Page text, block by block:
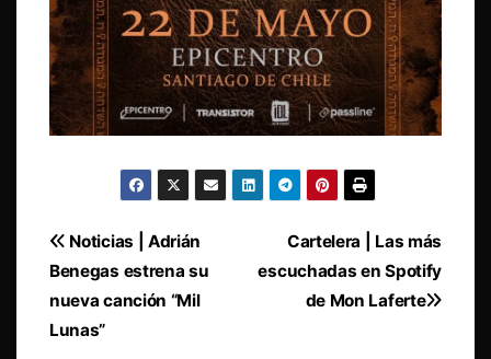
Navegación
de
entradas
Cartelera | Las más
escuchadas en Spotify
de Mon Laferte
Noticias | Adrián
Benegas estrena su
nueva canción “Mil
Lunas”